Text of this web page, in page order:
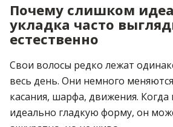
Почему слишком
укладка часто
естественно
Свои волосы редко лежат
весь день. Они немного
касания, шарфа, движения. Когда
идеально гладкую форму, он